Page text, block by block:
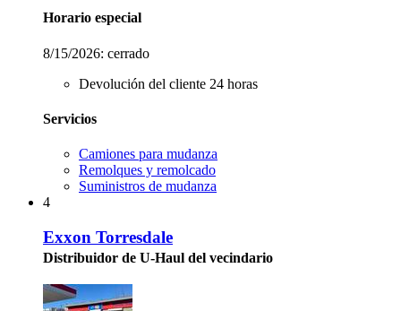
Horario especial
8/15/2026: cerrado
Devolución del cliente 24 horas
Servicios
Camiones para mudanza
Remolques y remolcado
Suministros de mudanza
4
Exxon Torresdale
Distribuidor de U-Haul del vecindario